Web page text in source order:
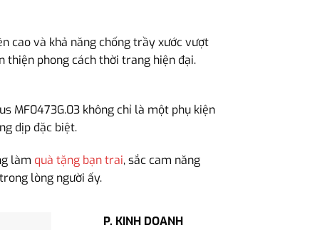
cao và khả năng chống trầy xước vượt
thiện phong cách thời trang hiện đại.
MF0473G.03 không chỉ là một phụ kiện
dịp đặc biệt.
làm quà tặng bạn trai, sắc cam năng
lòng người ấy.
P. KINH DOANH